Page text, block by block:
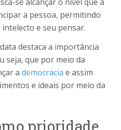
a pessoa, permitindo
e seu pensar.
destaca a importância
seja, que por meio da
a democracia e assim
e ideais por meio da
prioridade